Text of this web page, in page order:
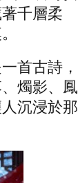
千層柔
首古詩，
燭影、鳳
沉浸於那